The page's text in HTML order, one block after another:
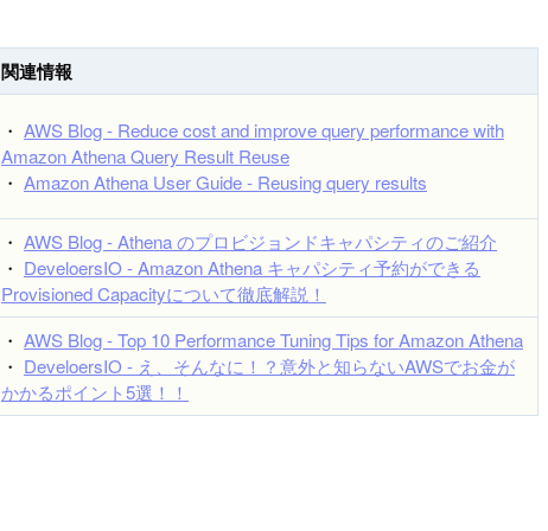
関連情報
・ AWS Blog - Reduce cost and improve query performance with
Amazon Athena Query Result Reuse
・ Amazon Athena User Guide - Reusing query results
・ AWS Blog - Athena のプロビジョンドキャパシティのご紹介
・ DeveloersIO - Amazon Athena キャパシティ予約ができる
Provisioned Capacityについて徹底解説！
・ AWS Blog - Top 10 Performance Tuning Tips for Amazon Athena
・ DeveloersIO - え、そんなに！？意外と知らないAWSでお金が
かかるポイント5選！！